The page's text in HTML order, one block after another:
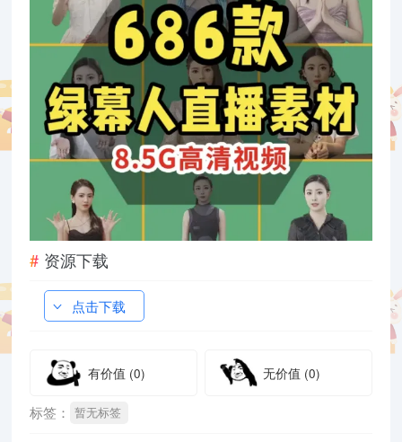
资源下载
点击下载
有价值 (0) 无价值 (0)
标签： 暂无标签